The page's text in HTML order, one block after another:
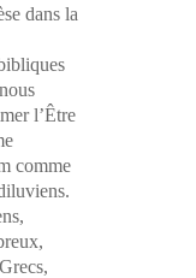
dans la
l’Être
comme